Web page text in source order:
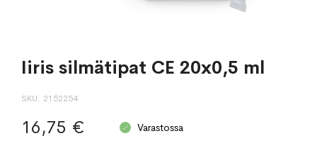
Iiris silmätipat CE 20x0,5 ml
SKU 2152254
16,75 € Varastossa